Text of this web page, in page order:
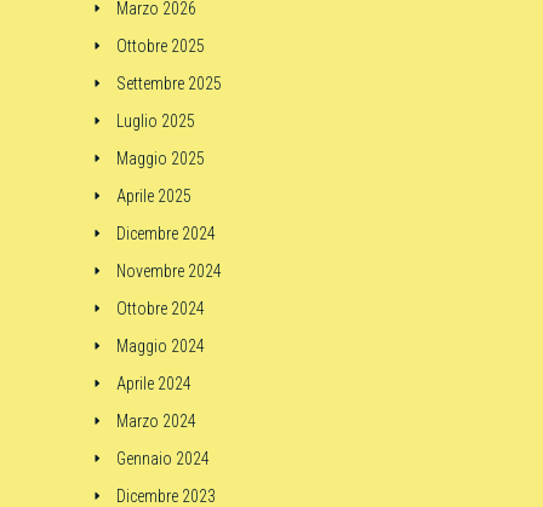
Marzo 2026
Ottobre 2025
Settembre 2025
Luglio 2025
Maggio 2025
Aprile 2025
Dicembre 2024
Novembre 2024
Ottobre 2024
Maggio 2024
Aprile 2024
Marzo 2024
Gennaio 2024
Dicembre 2023